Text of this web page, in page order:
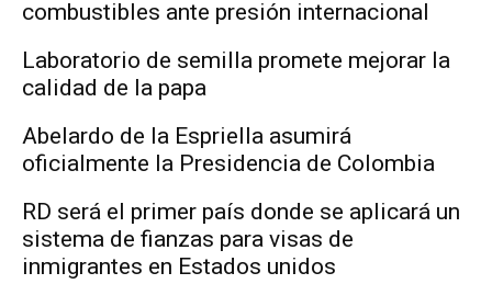
combustibles ante presión internacional
Laboratorio de semilla promete mejorar la
calidad de la papa
Abelardo de la Espriella asumirá
oficialmente la Presidencia de Colombia
RD será el primer país donde se aplicará un
sistema de fianzas para visas de
inmigrantes en Estados unidos